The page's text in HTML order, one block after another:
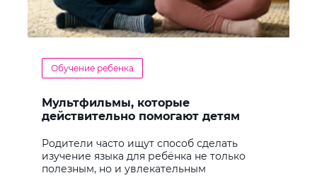
Обучение ребенка
Мультфильмы, которые
действительно помогают детям
Родители часто ищут способ сделать
изучение языка для ребёнка не только
полезным, но и увлекательным